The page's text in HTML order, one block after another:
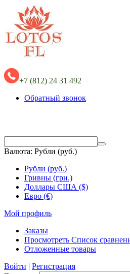
+7 (812) 24 31 492
Обратный звонок
Валюта: Рубли (руб.)
Рубли (руб.)
Гривны (грн.)
Доллары США ($)
Евро (€)
Мой профиль
Заказы
Просмотреть Список
Отложенные товары
Войти | Регистрация